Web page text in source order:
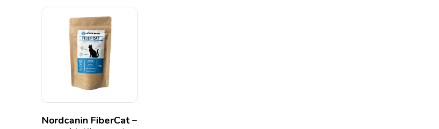
Nordcanin FiberCat –